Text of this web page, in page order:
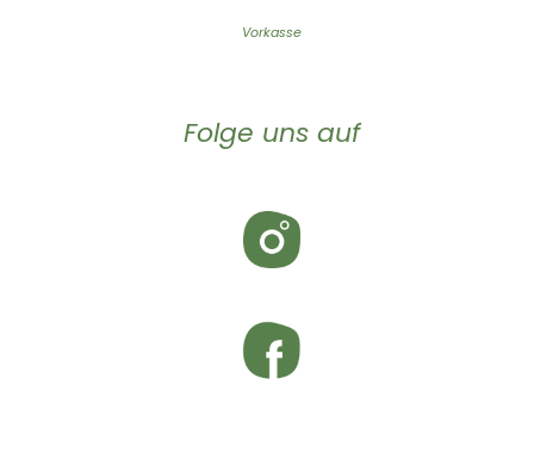
Vorkasse
Folge uns auf